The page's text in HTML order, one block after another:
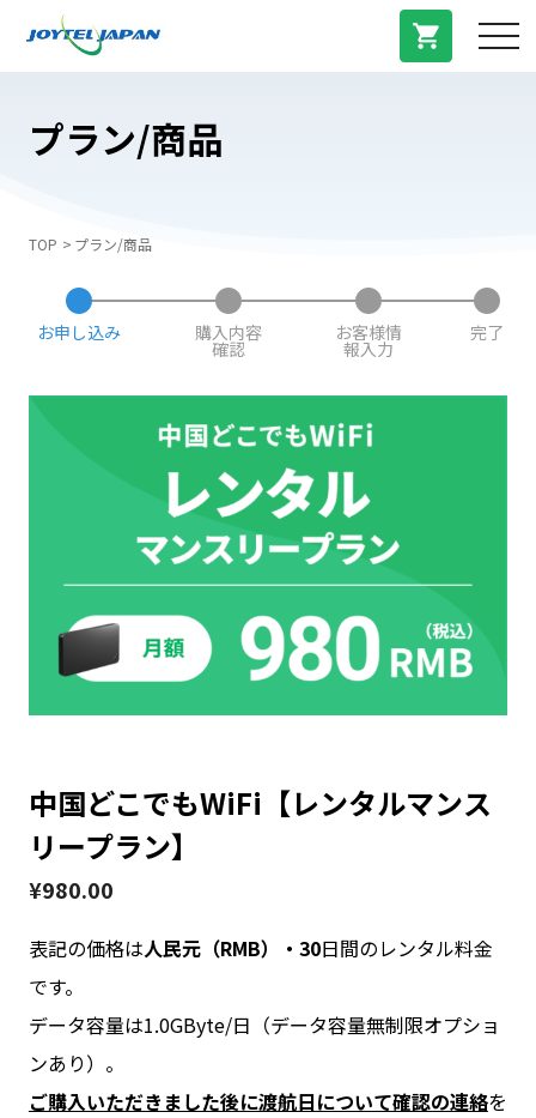
お問い合わせ
ログイン
WiFiレンタルプランお申し込み
よくある質問
中国トピックス
プラン/商品
TOP プラン/商品
お申し込み 購入内容
確認
お客様情
報入力
完了
中国どこでもWiFi【レンタルマンス
リープラン】
¥980.00
表記の価格は人民元（RMB）・30日間のレンタル料金
です。
データ容量は1.0GByte/日（データ容量無制限オプショ
ンあり）。
ご購入いただきました後に渡航日について確認の連絡を